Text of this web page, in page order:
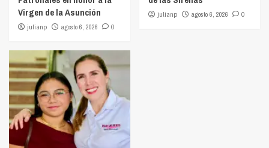
Virgen de la Asunción
julianp agosto 6, 2026 0
julianp agosto 6, 2026 0